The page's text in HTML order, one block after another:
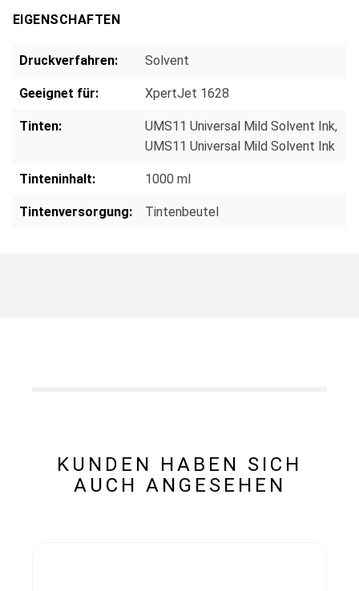
EIGENSCHAFTEN
Druckverfahren: Solvent
Geeignet für: XpertJet 1628
Tinten: UMS11 Universal Mild Solvent Ink,
UMS11 Universal Mild Solvent Ink
Tinteninhalt: 1000 ml
Tintenversorgung: Tintenbeutel
KUNDEN HABEN SICH
AUCH ANGESEHEN